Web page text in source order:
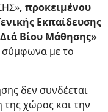
, προκειμένου
Εκπαίδευσης
Βίου Μάθησης»
σύμφωνα με το
δεν συνδέεται
χώρας και την